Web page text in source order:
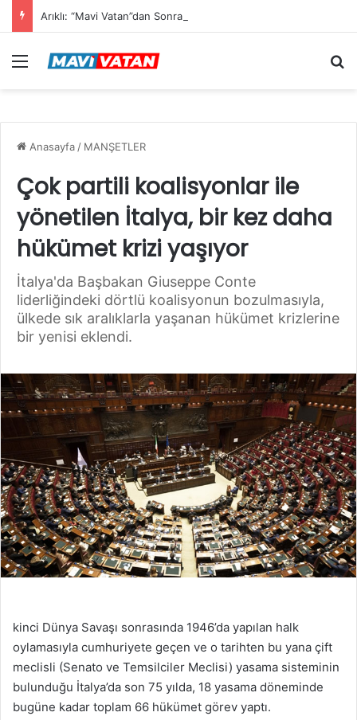
Arıklı: “Mavi Vatan”dan Sonra Hedef “Siber Vatan”
Menü
Anasayfa / MANŞETLER
Çok partili koalisyonlar ile
yönetilen İtalya, bir kez daha
hükümet krizi yaşıyor
İtalya'da Başbakan Giuseppe Conte
liderliğindeki dörtlü koalisyonun bozulmasıyla,
ülkede sık aralıklarla yaşanan hükümet krizlerine
bir yenisi eklendi.
kinci Dünya Savaşı sonrasında 1946’da yapılan halk
oylamasıyla cumhuriyete geçen ve o tarihten bu yana çift
meclisli (Senato ve Temsilciler Meclisi) yasama sisteminin
bulunduğu İtalya’da son 75 yılda, 18 yasama döneminde
bugüne kadar toplam 66 hükümet görev yaptı.